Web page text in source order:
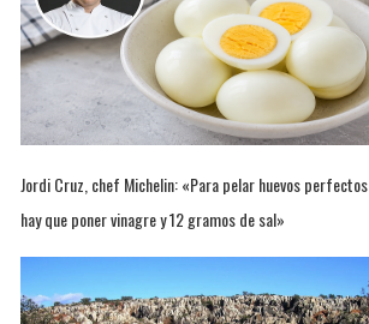
Jordi Cruz, chef Michelin: «Para pelar huevos perfectos
hay que poner vinagre y 12 gramos de sal»